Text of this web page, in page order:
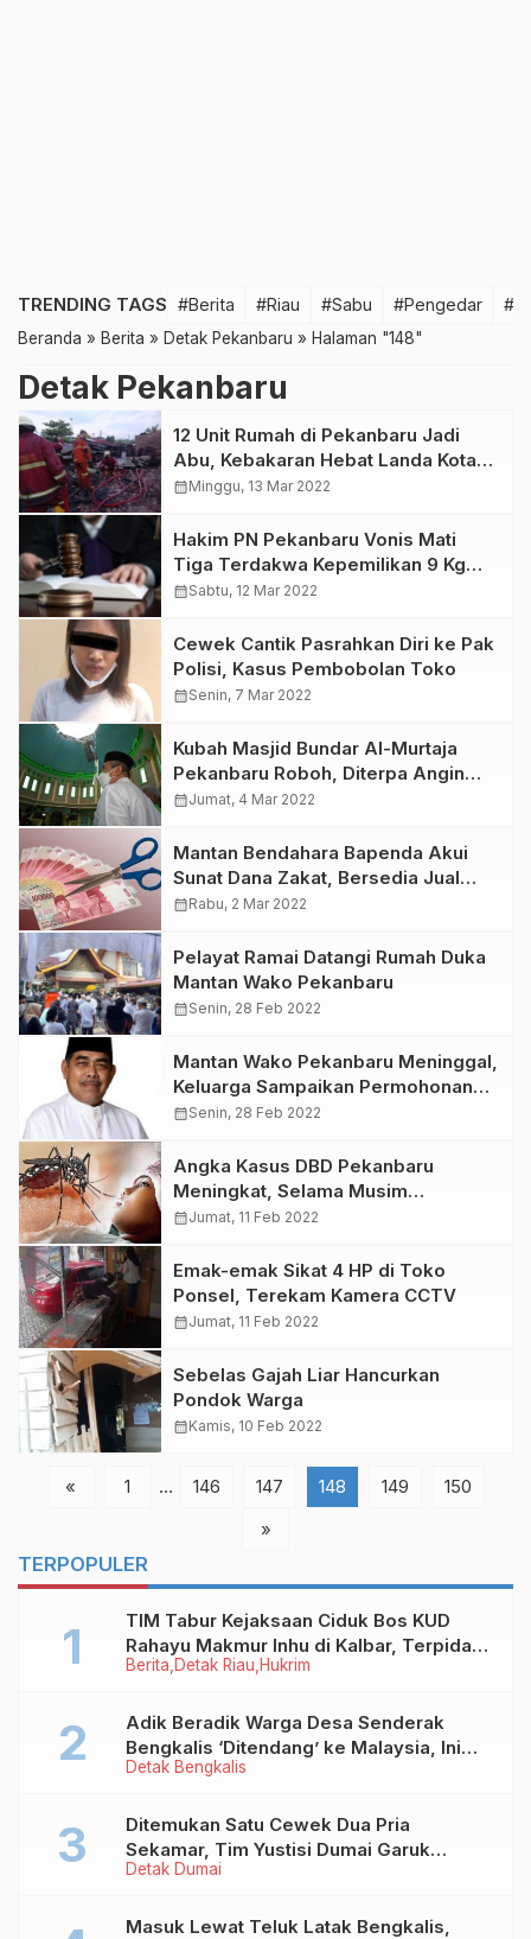
TRENDING TAGS #Berita #Riau #Sabu #Pengedar
Beranda » Berita » Detak Pekanbaru » Halaman "148"
Detak Pekanbaru
12 Unit Rumah di Pekanbaru Jadi
Abu, Kebakaran Hebat Landa Kota
Bertuah
calendar_monthMinggu, 13 Mar 2022
Hakim PN Pekanbaru Vonis Mati
Tiga Terdakwa Kepemilikan 9 Kg
Sabu
calendar_monthSabtu, 12 Mar 2022
Cewek Cantik Pasrahkan Diri ke Pak
Polisi, Kasus Pembobolan Toko
calendar_monthSenin, 7 Mar 2022
Kubah Masjid Bundar Al-Murtaja
Pekanbaru Roboh, Diterpa Angin
Puting Beliung
calendar_monthJumat, 4 Mar 2022
Mantan Bendahara Bapenda Akui
Sunat Dana Zakat, Bersedia Jual
Aset untuk Pengganti
calendar_monthRabu, 2 Mar 2022
Pelayat Ramai Datangi Rumah Duka
Mantan Wako Pekanbaru
calendar_monthSenin, 28 Feb 2022
Mantan Wako Pekanbaru Meninggal,
Keluarga Sampaikan Permohonan
Maaf
calendar_monthSenin, 28 Feb 2022
Angka Kasus DBD Pekanbaru
Meningkat, Selama Musim
Pancaroba
calendar_monthJumat, 11 Feb 2022
Emak-emak Sikat 4 HP di Toko
Ponsel, Terekam Kamera CCTV
calendar_monthJumat, 11 Feb 2022
Sebelas Gajah Liar Hancurkan
Pondok Warga
calendar_monthKamis, 10 Feb 2022
« 1 … 146 147 148 149
150
»
TERPOPULER
Berita Detak Riau Hukrim
TIM Tabur Kejaksaan Ciduk Bos KUD
Rahayu Makmur Inhu di Kalbar, Terpidana
Kredit Fiktif Rp2,8 M
Detak Bengkalis
Adik Beradik Warga Desa Senderak
Bengkalis ‘Ditendang’ ke Malaysia, Ini
Sebabnya!
Detak Dumai
Ditemukan Satu Cewek Dua Pria
Sekamar, Tim Yustisi Dumai Garuk
Puluhan Pasangan Mesum
Masuk Lewat Teluk Latak Bengkalis,